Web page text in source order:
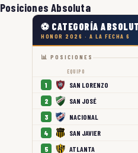
Posiciones Absoluta
⚽ CATEGORÍA
HONOR 2026 · A LA FECHA 6
📊 POSICIONES
EQUIPO
1 SAN LORENZO
2 SAN JOSÉ
3 NACIONAL
4 SAN JAVIER
5 ATLANTA